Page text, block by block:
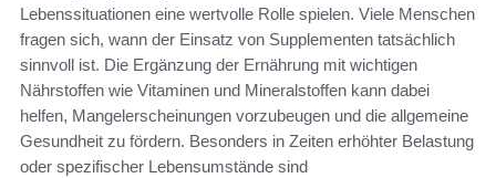
Lebenssituationen eine wertvolle Rolle spielen. Viele Menschen
fragen sich, wann der Einsatz von Supplementen tatsächlich
sinnvoll ist. Die Ergänzung der Ernährung mit wichtigen
Nährstoffen wie Vitaminen und Mineralstoffen kann dabei
helfen, Mangelerscheinungen vorzubeugen und die allgemeine
Gesundheit zu fördern. Besonders in Zeiten erhöhter Belastung
oder spezifischer Lebensumstände sind